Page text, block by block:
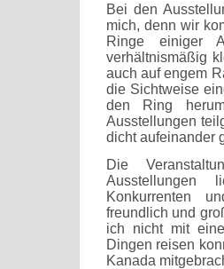
Bei den
mich, denn wir
Ringe einiger
verhältnismäßig
auch auf engem
die Sichtweise
den Ring
Ausstellungen
dicht aufeinander
Die
Ausstellungen
Konkurrenten
freundlich und
ich nicht mit
Dingen reisen
Kanada